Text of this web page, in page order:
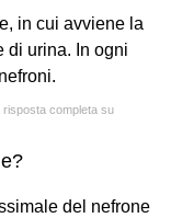
in cui avviene la
di urina. In ogni
risposta completa su
del nefrone